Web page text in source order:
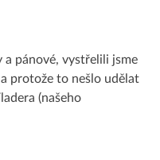
pánové, vystřelili jsme
protože to nešlo udělat
(našeho